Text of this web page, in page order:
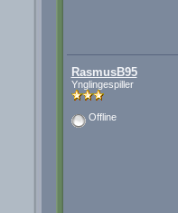
RasmusB95
Ynglingespiller
Offline